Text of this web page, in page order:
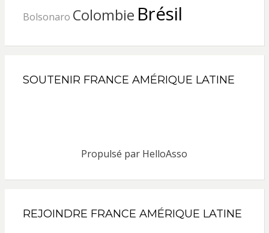
Bolsonaro Colombie Brésil
SOUTENIR FRANCE AMÉRIQUE LATINE
Propulsé par HelloAsso
REJOINDRE FRANCE AMÉRIQUE LATINE